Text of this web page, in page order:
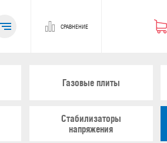
СРАВНЕНИЕ
Газовые плиты
Стабилизаторы
напряжения